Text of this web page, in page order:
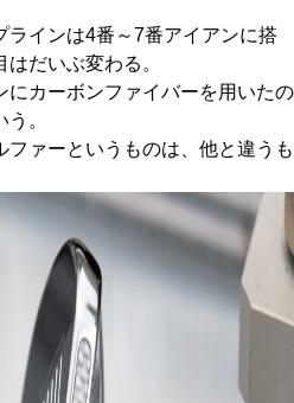
ラインは4番～7番アイアンに搭
だいぶ変わる。
にカーボンファイバーを用いたの
。
ファーというものは、他と違うも